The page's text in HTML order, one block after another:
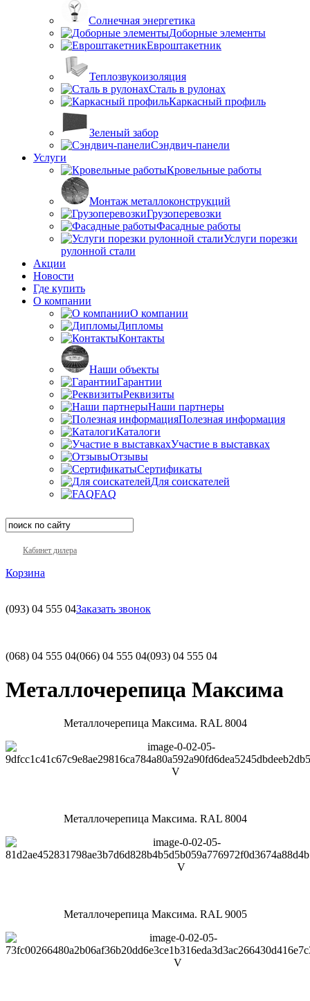
Солнечная энергетика
Доборные элементы
Евроштакетник
Теплозвукоизоляция
Сталь в рулонах
Каркасный профиль
Зеленый забор
Сэндвич-панели
Услуги
Кровельные работы
Монтаж металлоконструкций
Грузоперевозки
Фасадные работы
Услуги порезки
рулонной стали
Акции
Новости
Где купить
О компании
О компании
Дипломы
Контакты
Наши объекты
Гарантии
Реквизиты
Наши партнеры
Полезная информация
Каталоги
Участие в выставках
Отзывы
Сертификаты
Для соискателей
FAQ
Кабинет дилера
Корзина
(093) 04 555 04Заказать звонок
(068) 04 555 04(066) 04 555 04(093) 04 555 04
Металлочерепица Максима
Металлочерепица Максима. RAL 8004
Металлочерепица Максима. RAL 8004
Металлочерепица Максима. RAL 9005